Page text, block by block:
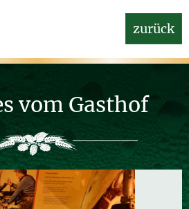
zurück
vom Gasthof